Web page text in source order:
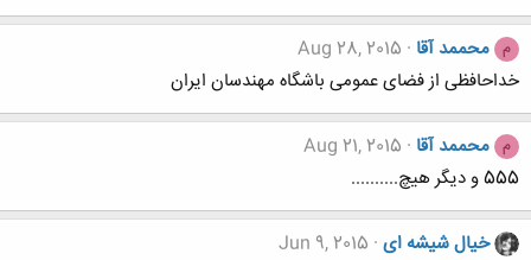
م محممد آقا Aug 28, 2015
خداحافظی از فضای عمومی باشگاه مهندسان ایران
م محممد آقا Aug 21, 2015
555 و دیگر هیچ..........
خیال شیشه ای Jun 9, 2015